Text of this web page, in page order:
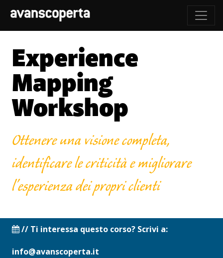
Experience
Mapping
Workshop
Ottenere una visione completa,
identificare le criticità e migliorare
l'esperienza dei propri clienti
// Ti interessa questo corso? Scrivi a:
info@avanscoperta.it